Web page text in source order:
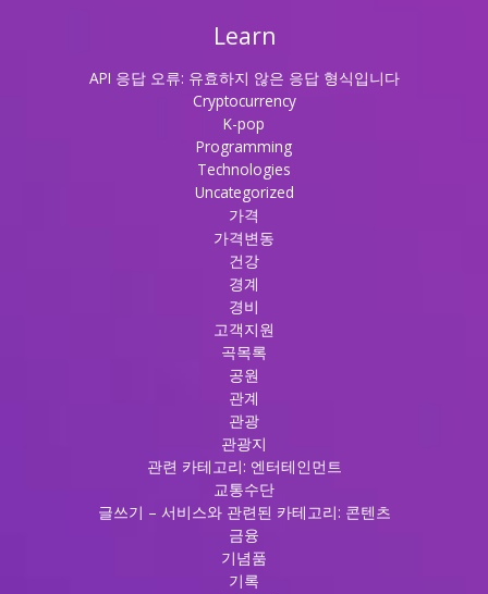
Learn
API 응답 오류: 유효하지 않은 응답 형식입니다
Cryptocurrency
K-pop
Programming
Technologies
Uncategorized
가격
가격변동
건강
경계
경비
고객지원
곡목록
공원
관계
관광
관광지
관련 카테고리: 엔터테인먼트
교통수단
글쓰기 – 서비스와 관련된 카테고리: 콘텐츠
금융
기념품
기록